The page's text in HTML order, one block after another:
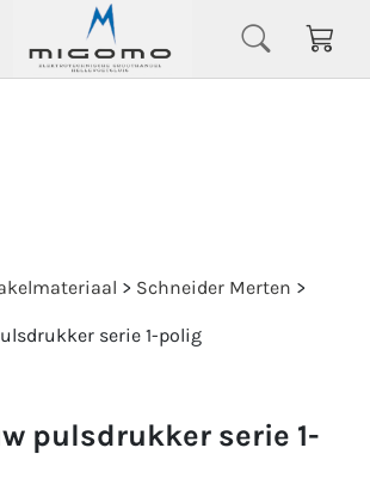
> Schneider Merten >
serie 1-polig